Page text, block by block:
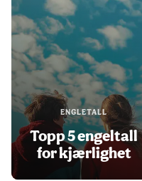
ENGLETALL
Topp 5 engeltall
for kjærlighet